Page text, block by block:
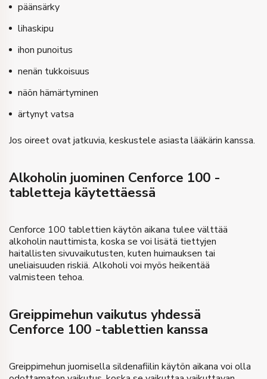
päänsärky
lihaskipu
ihon punoitus
nenän tukkoisuus
näön hämärtyminen
ärtynyt vatsa
Jos oireet ovat jatkuvia, keskustele asiasta lääkärin kanssa.
Alkoholin juominen Cenforce 100 -
tabletteja käytettäessä
Cenforce 100 tablettien käytön aikana tulee välttää
alkoholin nauttimista, koska se voi lisätä tiettyjen
haitallisten sivuvaikutusten, kuten huimauksen tai
uneliaisuuden riskiä. Alkoholi voi myös heikentää
valmisteen tehoa.
Greippimehun vaikutus yhdessä
Cenforce 100 -tablettien kanssa
Greippimehun juomisella sildenafiilin käytön aikana voi olla